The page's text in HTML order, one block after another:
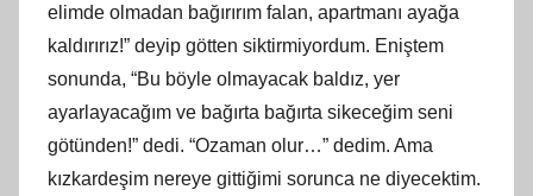
elimde olmadan bağırırım falan, apartmanı ayağa
kaldırırız!” deyip götten siktirmiyordum. Eniştem
sonunda, “Bu böyle olmayacak baldız, yer
ayarlayacağım ve bağırta bağırta sikeceğim seni
götünden!” dedi. “Ozaman olur…” dedim. Ama
kızkardeşim nereye gittiğimi sorunca ne diyecektim.